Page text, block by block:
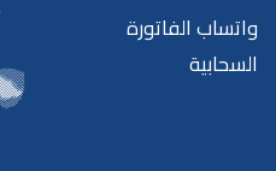
واتساب الفاتورة
السحابية